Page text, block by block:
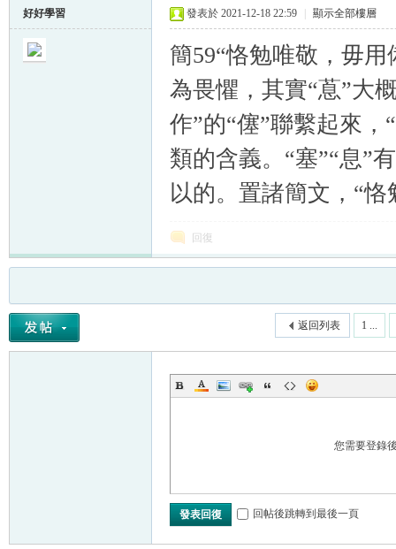
好好學習 發表於 2021-12-18 22:59 顯示全部樓層
簡59“恪勉唯敬，毋用
為畏懼，其實“蒠”大
作”的“僿”聯繫起來
類的含義。“塞”“息”
以的。置諸簡文，“
回復
1 ...
返回列表
您需要登錄
發表回復 回帖後跳轉到最後一頁